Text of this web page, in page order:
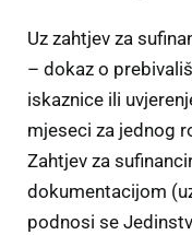
Uz zahtjev za
– dokaz o
iskaznice ili
mjeseci za jednog
Zahtjev za
dokumentacijom
podnosi se